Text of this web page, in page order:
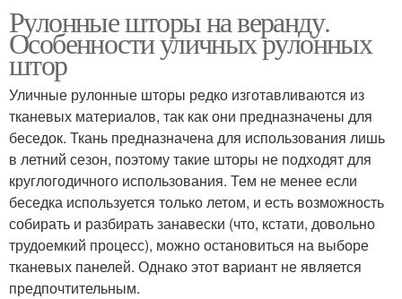
Рулонные шторы на веранду.
Особенности уличных рулонных
штор
Уличные рулонные шторы редко изготавливаются из
тканевых материалов, так как они предназначены для
беседок. Ткань предназначена для использования лишь
в летний сезон, поэтому такие шторы не подходят для
круглогодичного использования. Тем не менее если
беседка используется только летом, и есть возможность
собирать и разбирать занавески (что, кстати, довольно
трудоемкий процесс), можно остановиться на выборе
тканевых панелей. Однако этот вариант не является
предпочтительным.